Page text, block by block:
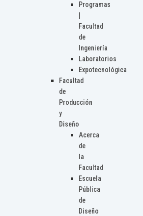
Programas
Facultad
de
Ingeniería
Laboratorios
Expotecnológica
Facultad
de
Producción
y
Diseño
Acerca
de
la
Facultad
Escuela
Pública
de
Diseño